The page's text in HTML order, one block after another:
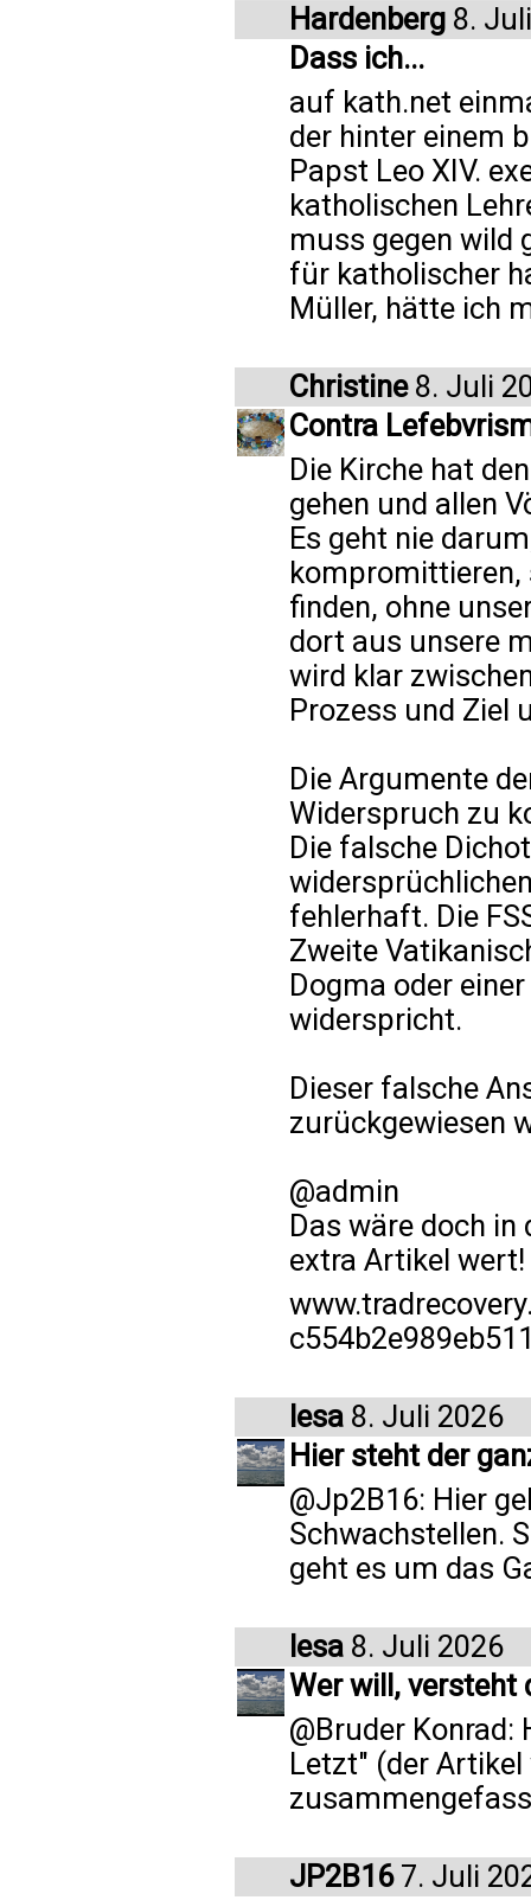
Hardenberg 8.
Dass ich...
auf kath.net
der hinter einem
Papst Leo XIV.
katholischen
muss gegen wild
für katholischer
Müller, hätte ich
Christine8. Juli
Contra
Die Kirche hat
gehen und allen
Es geht nie
kompromittieren,
finden, ohne
dort aus unsere
wird klar
Prozess und Ziel
Die Argumente
Widerspruch zu
Die falsche
fehlerhaft. Die
Zweite
Dogma oder
widerspricht.
Dieser falsche
zurückgewiesen
@admin
Das wäre doch
extra Artikel wert!
lesa 8. Juli 2026
Hier steht der
@Jp2B16: Hier
Schwachstellen.
geht es um das
lesa 8. Juli 2026
Wer will, versteht
@Bruder Konrad:
Letzt" (der
JP2B167. Juli